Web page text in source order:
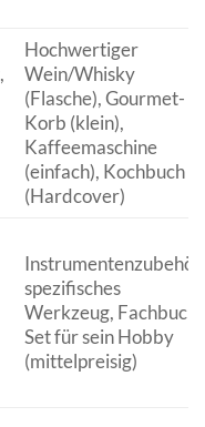
Hochwertiger
Wein/Whisky
(Flasche), Gourmet-
Korb (klein),
Kaffeemaschine
(einfach), Kochbuch
(Hardcover)
Instrumentenzubehör,
spezifisches
Werkzeug, Fachbuch,
Set für sein Hobby
(mittelpreisig)